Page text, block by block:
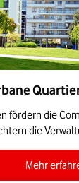
fördern die
die
Zum
Mehr